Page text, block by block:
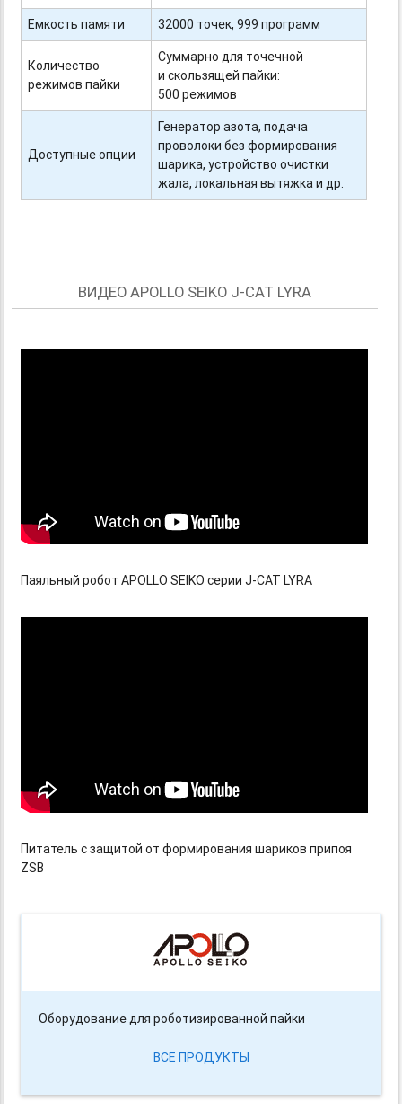
Емкость памяти 32000 точек, 999 программ
Количество
режимов пайки
Суммарно для точечной
и скользящей пайки:
500 режимов
Доступные опции
Генератор азота, подача
проволоки без формирования
шарика, устройство очистки
жала, локальная вытяжка и др.
ВИДЕО APOLLO SEIKO J-CAT LYRA
Паяльный робот APOLLO SEIKO серии J-CAT LYRA
Питатель с защитой от формирования шариков припоя
ZSB
Оборудование для роботизированной пайки
ВСЕ ПРОДУКТЫ